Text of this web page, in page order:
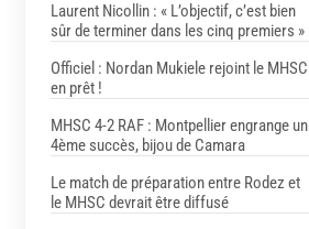
Laurent Nicollin : « L’objectif, c’est bien
sûr de terminer dans les cinq premiers »
Officiel : Nordan Mukiele rejoint le MHSC
en prêt !
MHSC 4-2 RAF : Montpellier engrange un
4ème succès, bijou de Camara
Le match de préparation entre Rodez et
le MHSC devrait être diffusé